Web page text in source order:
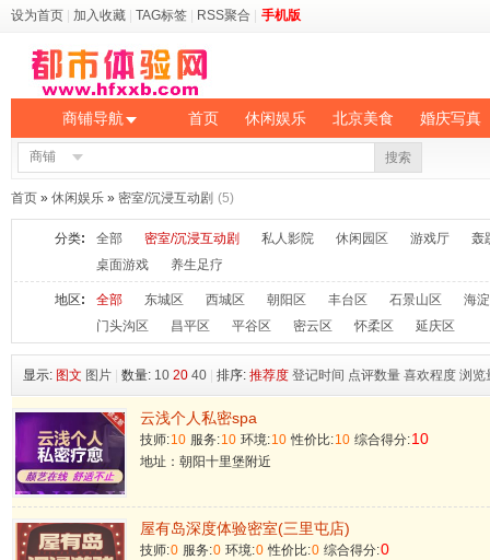
设为首页 加入收藏 TAG标签 RSS聚合 手机版
商铺导航 首页 休闲娱乐 北京美食 婚庆写真
商铺 搜索
首页 » 休闲娱乐 » 密室/沉浸互动剧 (5)
分类: 全部 密室/沉浸互动剧 私人影院 休闲园区 游戏厅
轰
桌面游戏
养生足疗
地区: 全部 东城区 西城区 朝阳区 丰台区 石景山区
海
门头沟区
昌平区 平谷区 密云区 怀柔区 延庆区
显示: 图文 图片 数量: 10 20 40 排序: 推荐度 登记时间 点评数量 喜欢程度 浏览
云浅个人私密spa
技师:10 服务:10 环境:10 性价比:10 综合得分:10
地址：朝阳十里堡附近
屋有岛深度体验密室(三里屯店)
技师:0 服务:0 环境:0 性价比:0 综合得分:0